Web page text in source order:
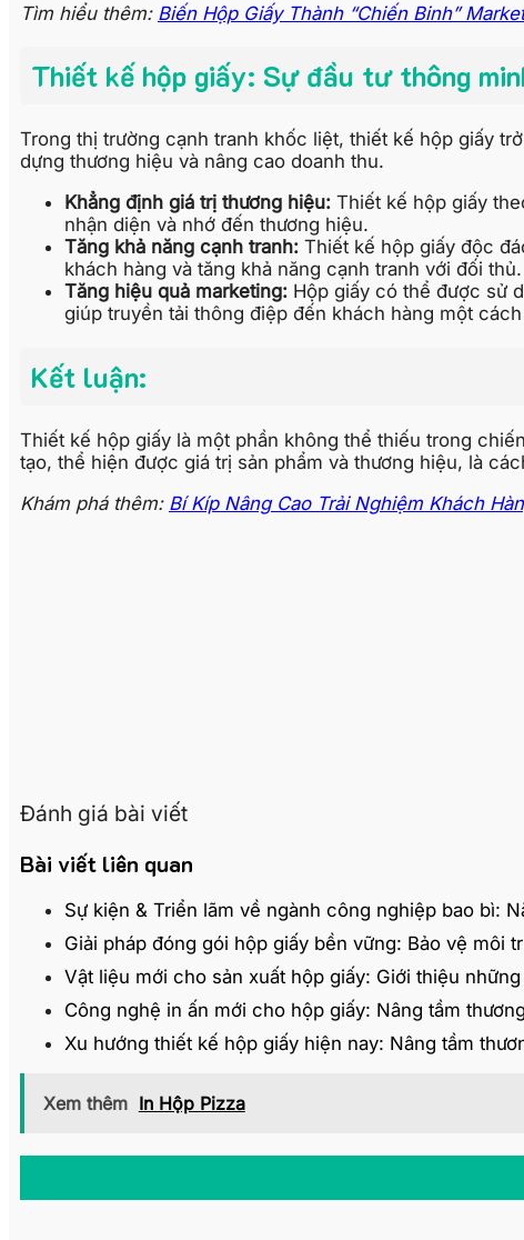
Tìm hiểu thêm: Biến Hộp Giấy Thành “Chiến Binh”
Thiết kế hộp giấy: Sự đầu tư thông
Trong thị trường cạnh tranh khốc liệt, thiết kế hộp giấy
dựng thương hiệu và nâng cao doanh thu.
Khẳng định giá trị thương hiệu: Thiết kế hộp giấy
nhận diện và nhớ đến thương hiệu.
Tăng khả năng cạnh tranh: Thiết kế hộp giấy độc
khách hàng và tăng khả năng cạnh tranh với đối thủ.
Tăng hiệu quả marketing: Hộp giấy có thể được sử
giúp truyền tải thông điệp đến khách hàng một
Kết luận:
Thiết kế hộp giấy là một phần không thể thiếu trong
tạo, thể hiện được giá trị sản phẩm và thương hiệu, là
Khám phá thêm: Bí Kíp Nâng Cao Trải Nghiệm Khách
Đánh giá bài viết
Bài viết liên quan
Sự kiện & Triển lãm về ngành công nghiệp bao bì:
Giải pháp đóng gói hộp giấy bền vững: Bảo vệ môi
Vật liệu mới cho sản xuất hộp giấy: Giới thiệu
Công nghệ in ấn mới cho hộp giấy: Nâng tầm
Xu hướng thiết kế hộp giấy hiện nay: Nâng tầm
Xem thêm In Hộp Pizza